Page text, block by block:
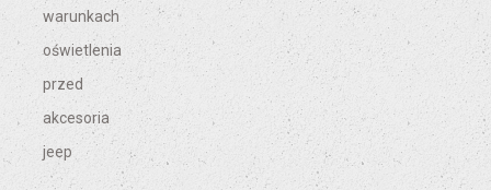
warunkach
oświetlenia
przed
akcesoria
jeep